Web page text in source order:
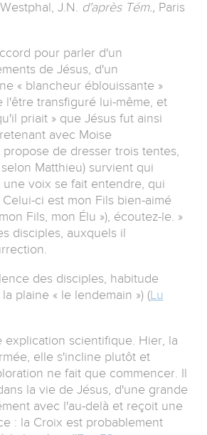
J.N.
d'après Tém., Paris
pour parler d'un
de Jésus, d'un
« blancheur éblouissante »
l'être transfiguré lui-même, et
priait » que Jésus fut ainsi
avec Moise
de dresser trois tentes,
Matthieu) survient qui
voix se fait entendre, qui
ci est mon Fils bien-aimé
Fils, mon Élu »), écoutez-le. »
disciples, auxquels il
des disciples, habitude
plaine « le lendemain ») (Lu
scientifique. Hier, la
elle s'incline plutôt et
ne fait que commencer. Il
la vie de Jésus, d'une grande
avec l'au-delà et reçoit une
: la Croix est probablement